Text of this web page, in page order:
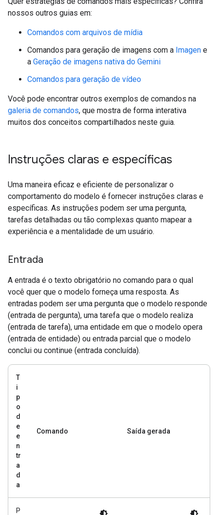
nossos outros guias em:
Comandos com arquivos de mídia
Comandos para geração de imagens com a Imagen e
a Geração de imagens nativa do Gemini
Comandos para geração de vídeo
Você pode encontrar outros exemplos de comandos na
galeria de comandos, que mostra de forma interativa
muitos dos conceitos compartilhados neste guia.
Instruções claras e específicas
Uma maneira eficaz e eficiente de personalizar o
comportamento do modelo é fornecer instruções claras e
específicas. As instruções podem ser uma pergunta,
tarefas detalhadas ou tão complexas quanto mapear a
experiência e a mentalidade de um usuário.
Entrada
A entrada é o texto obrigatório no comando para o qual
você quer que o modelo forneça uma resposta. As
entradas podem ser uma pergunta que o modelo responde
(entrada de pergunta), uma tarefa que o modelo realiza
(entrada de tarefa), uma entidade em que o modelo opera
(entrada de entidade) ou entrada parcial que o modelo
conclui ou continue (entrada concluída).
T
i
p
o
d
e
e
n
tr
a
d
a
Comando Saída gerada
P